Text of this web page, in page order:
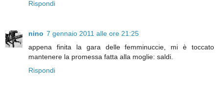
Rispondi
nino 7 gennaio 2011 alle ore 21:25
appena finita la gara delle femminuccie, mi è toccato
mantenere la promessa fatta alla moglie: saldi.
Rispondi